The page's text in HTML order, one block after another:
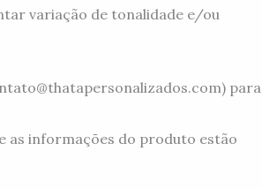
variação de tonalidade e/ou
para
as informações do produto estão